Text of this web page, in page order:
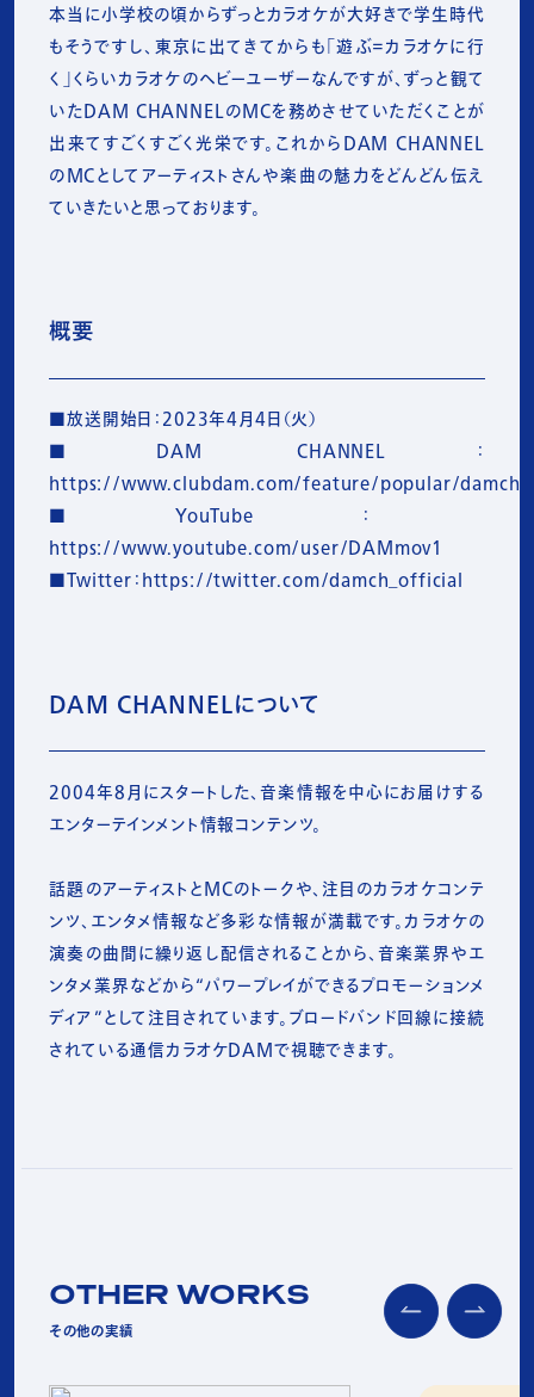
本当に小学校の頃からずっとカラオケが大好きで学生時代
もそうですし、東京に出てきてからも「遊ぶ＝カラオケに行
く」くらいカラオケのヘビーユーザーなんですが、ずっと観て
いたDAM CHANNELのMCを務めさせていただくことが
出来てすごくすごく光栄です。これからDAM CHANNEL
のMCとしてアーティストさんや楽曲の魅力をどんどん伝え
ていきたいと思っております。
概要
■放送開始日：2023年4月4日（火）
■DAM CHANNEL：
https://www.clubdam.com/feature/popular/
■YouTube：
https://www.youtube.com/user/DAMmov1
■Twitter：https://twitter.com/damch_official
DAM CHANNELについて
2004年8月にスタートした、音楽情報を中心にお届けする
エンターテインメント情報コンテンツ。
話題のアーティストとMCのトークや、注目のカラオケコンテ
ンツ、エンタメ情報など多彩な情報が満載です。カラオケの
演奏の曲間に繰り返し配信されることから、音楽業界やエ
ンタメ業界などから“パワープレイができるプロモーションメ
ディア”として注目されています。ブロードバンド回線に接続
されている通信カラオケDAMで視聴できます。
OTHER WORKS
その他の実績